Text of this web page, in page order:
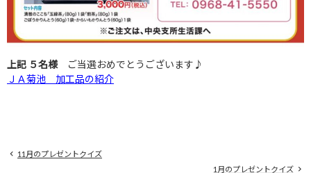
上記 ５名様
ご当選おめでとうございます♪
ＪＡ菊池 加工品の紹介
11月のプレゼントクイズ
1月のプレゼントクイズ